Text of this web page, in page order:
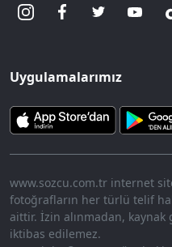
Uygulamalarımız
www.sozcu.com.tr internet
fotoğrafların her türlü telif
aittir. İzin alınmadan,
iktibas edilemez.